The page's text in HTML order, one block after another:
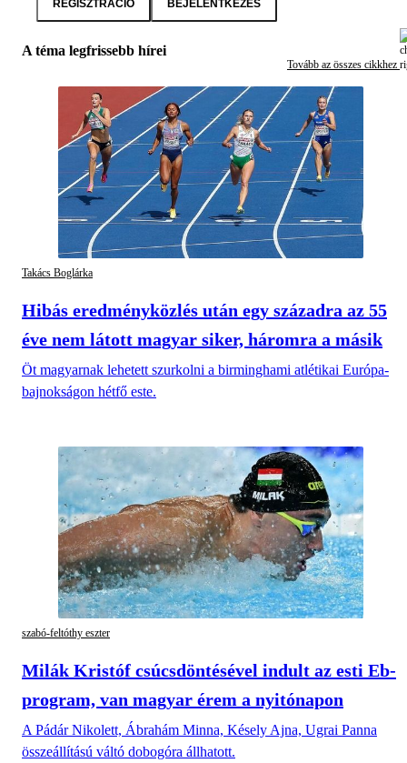
REGISZTRÁCIÓ BEJELENTKEZÉS
A téma legfrissebb hírei
Tovább az összes cikkhez
Takács Boglárka
Hibás eredményközlés után egy századra az 55
éve nem látott magyar siker, háromra a másik
Öt magyarnak lehetett szurkolni a birminghami atlétikai Európa-
bajnokságon hétfő este.
szabó-feltóthy eszter
Milák Kristóf csúcsdöntésével indult az esti Eb-
program, van magyar érem a nyitónapon
A Pádár Nikolett, Ábrahám Minna, Késely Ajna, Ugrai Panna
összeállítású váltó dobogóra állhatott.